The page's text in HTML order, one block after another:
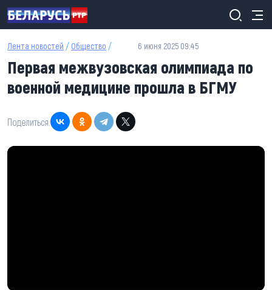
Перейти к основному содержанию
Лента новостей / Общество / 6 июня 2025 09:45
Первая межвузовская олимпиада по
военной медицине прошла в БГМУ
Поделиться: